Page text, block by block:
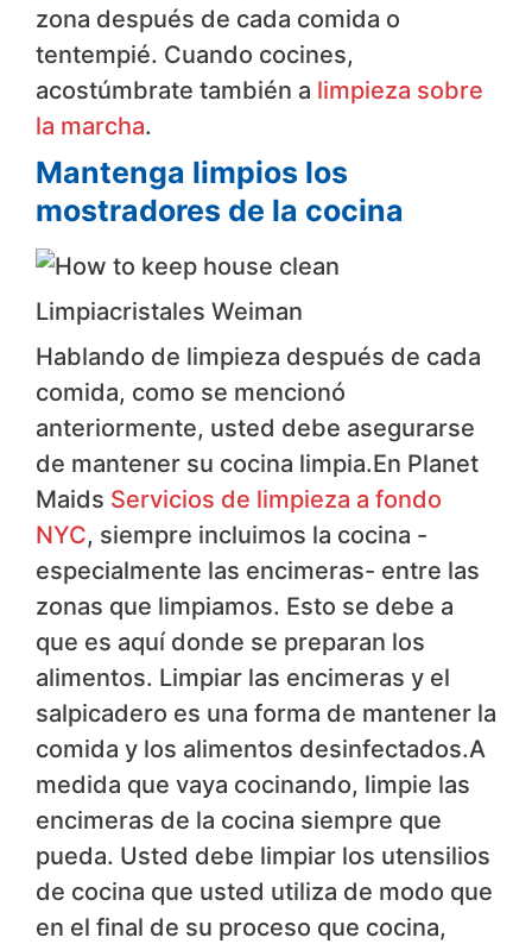
zona después de cada comida o
tentempié. Cuando cocines,
acostúmbrate también a limpieza sobre
la marcha.
Mantenga limpios los
mostradores de la cocina
Limpiacristales Weiman
Hablando de limpieza después de cada
comida, como se mencionó
anteriormente, usted debe asegurarse
de mantener su cocina limpia.En Planet
Maids Servicios de limpieza a fondo
NYC, siempre incluimos la cocina -
especialmente las encimeras- entre las
zonas que limpiamos. Esto se debe a
que es aquí donde se preparan los
alimentos. Limpiar las encimeras y el
salpicadero es una forma de mantener la
comida y los alimentos desinfectados.A
medida que vaya cocinando, limpie las
encimeras de la cocina siempre que
pueda. Usted debe limpiar los utensilios
de cocina que usted utiliza de modo que
en el final de su proceso que cocina,